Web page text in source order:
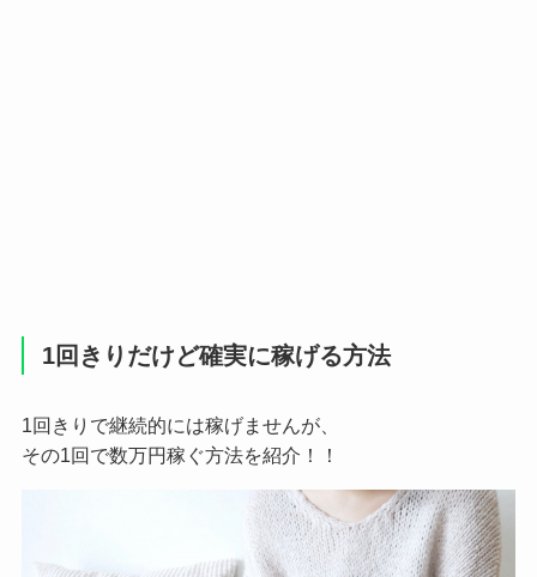
1回きりだけど確実に稼げる方法
1回きりで継続的には稼げませんが、
その1回で数万円稼ぐ方法を紹介！！